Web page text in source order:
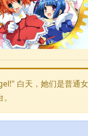
白天，她们是普通